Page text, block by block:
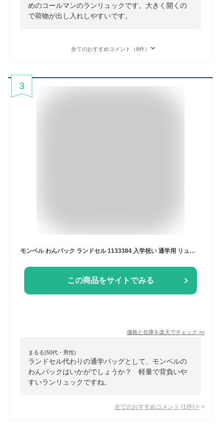
めのコールマンのランリュックです。大きく開くの
で荷物が出し入れしやすいです。
全てのおすすめコメント（8件）
3
モンベル わんパック ランドセル 1133384 入学祝い 通学用 リュック ワンパック 小学生 通学 軽い 入学祝い 通学 バックパック mont-bell 14L 子ども用 塾 ラン活 2024年 入学 新1年生 男の子 女の子 プレゼント ギフト 正規品
この商品をサイトでみる
価格と在庫を楽天でチェック >>
まるる(50代・男性)
ランドセル代わりの通学バッグとして、モンベルの
わんパックはいかがでしょうか？ 軽量で背負いや
すいランリュックですね。
全てのおすすめコメント (1 件) >